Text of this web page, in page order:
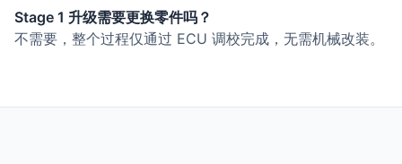
Stage 1 升级需要更换零件吗？
不需要，整个过程仅通过 ECU 调校完成，无需机械改装。